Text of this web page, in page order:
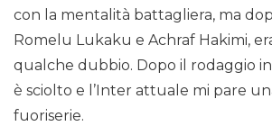
con la mentalità battagliera, ma
Romelu Lukaku e Achraf Hakimi,
qualche dubbio. Dopo il rodaggio
è sciolto e l’Inter attuale mi pare
fuoriserie.